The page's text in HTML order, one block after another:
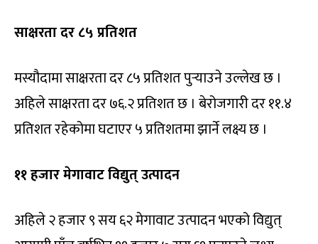
साक्षरता दर ८५ प्रतिशत
मस्यौदामा साक्षरता दर ८५ प्रतिशत पुर्‍याउने उल्लेख छ ।
अहिले साक्षरता दर ७६.२ प्रतिशत छ । बेरोजगारी दर ११.४
प्रतिशत रहेकोमा घटाएर ५ प्रतिशतमा झार्ने लक्ष्य छ ।
११ हजार मेगावाट विद्युत् उत्पादन
अहिले २ हजार ९ सय ६२ मेगावाट उत्पादन भएको विद्युत्